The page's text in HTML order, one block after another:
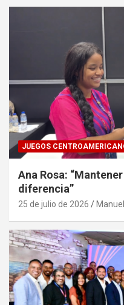
JUEGOS
Ana Rosa:
diferencia”
25 de julio de 2026